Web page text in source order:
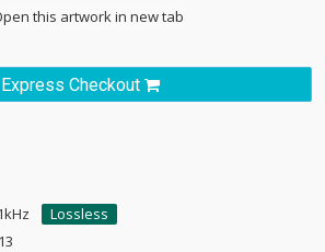
this artwork in new tab
Express Checkout
Lossless